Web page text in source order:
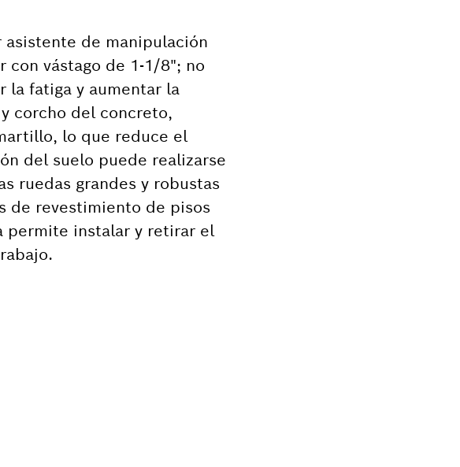
asistente de manipulación
vástago de 1-1/8"; no
la fatiga y aumentar la
corcho del concreto,
lo que reduce el
del suelo puede realizarse
ruedas grandes y robustas
de revestimiento de pisos
permite instalar y retirar el